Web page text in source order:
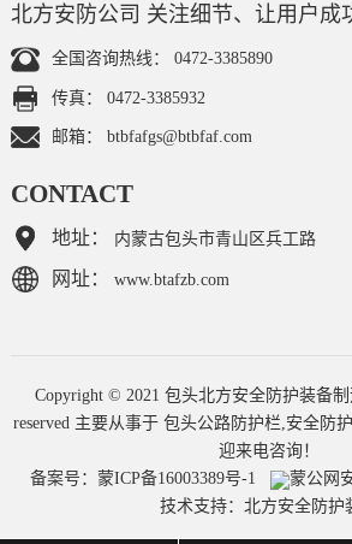
北方安防公司 关注细节、让用户成
全国咨询热线： 0472-3385890
传真： 0472-3385932
邮箱： btbfafgs@btbfaf.com
CONTACT
地址： 内蒙古包头市青山区兵工路
网址： www.btafzb.com
Copyright © 2021 包头北方安全防护装备
reserved 主要从事于包头公路防护栏,安全防
迎来电咨询！
备案号： 蒙ICP备16003389号-1
蒙公网
技术支持： 北方安全防护